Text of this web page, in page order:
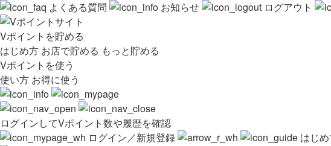
よくある質問 お知らせ ログアウト
Vポイントを貯める
はじめ方 お店で貯める もっと貯める
Vポイントを使う
使い方 お得に使う
ログインしてVポイント数や履歴を確認
ログイン／新規登録
はじ